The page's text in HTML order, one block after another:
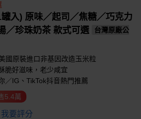
入) 原味／起司／焦糖／巧克力
／珍珠奶茶 款式可選
台灣原廠公
國原裝進口非基因改造玉米粒
脆好滋味，老少咸宜
／IG、TikTok抖音熱門推薦
5.4萬
我要評分